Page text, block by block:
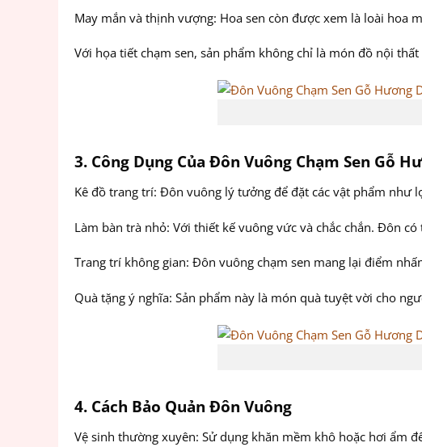
May mắn và thịnh vượng: Hoa sen còn được xem là loài hoa
Với họa tiết chạm sen, sản phẩm không chỉ là món đồ nội
3. Công Dụng Của Đôn Vuông Chạm Sen Gỗ
Kê đồ trang trí: Đôn vuông lý tưởng để đặt các vật phẩm như
Làm bàn trà nhỏ: Với thiết kế vuông vức và chắc chắn. Đôn
Trang trí không gian: Đôn vuông chạm sen mang lại điểm
Quà tặng ý nghĩa: Sản phẩm này là món quà tuyệt vời cho
4. Cách Bảo Quản Đôn Vuông
Vệ sinh thường xuyên: Sử dụng khăn mềm khô hoặc hơi ẩm